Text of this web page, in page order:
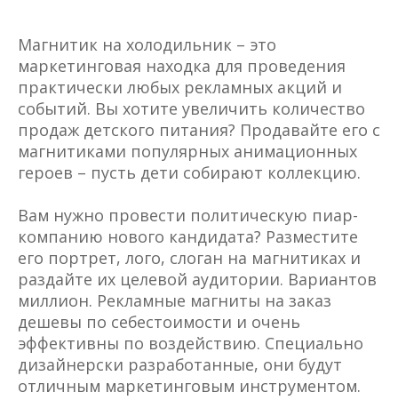
Магнитик на холодильник – это
маркетинговая находка для проведения
практически любых рекламных акций и
событий. Вы хотите увеличить количество
продаж детского питания? Продавайте его с
магнитиками популярных анимационных
героев – пусть дети собирают коллекцию.
Вам нужно провести политическую пиар-
компанию нового кандидата? Разместите
его портрет, лого, слоган на магнитиках и
раздайте их целевой аудитории. Вариантов
миллион. Рекламные магниты на заказ
дешевы по себестоимости и очень
эффективны по воздействию. Специально
дизайнерски разработанные, они будут
отличным маркетинговым инструментом.